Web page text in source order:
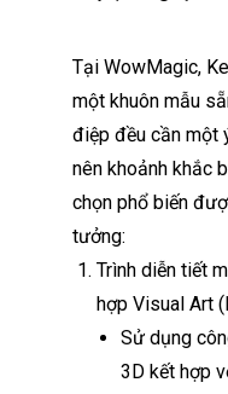
Tại WowMagic,
một khuôn mẫu
điệp đều cần một
nên khoảnh khắc
chọn phổ biến
tưởng:
Trình diễn tiết
hợp Visual Art
Sử dụng
3D kết hợp